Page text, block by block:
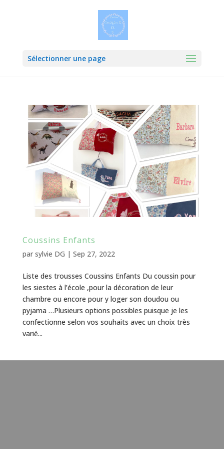
Sélectionner une page
Coussins Enfants
par sylvie DG | Sep 27, 2022
Liste des trousses Coussins Enfants Du coussin pour
les siestes à l’école ,pour la décoration de leur
chambre ou encore pour y loger son doudou ou
pyjama …Plusieurs options possibles puisque je les
confectionne selon vos souhaits avec un choix très
varié...